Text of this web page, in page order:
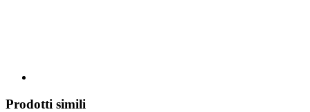
Prodotti simili